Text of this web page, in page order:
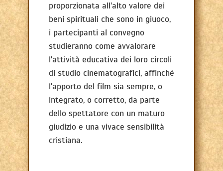
proporzionata all'alto valore dei
beni spirituali che sono in giuoco,
i partecipanti al convegno
studieranno come avvalorare
l'attività educativa dei loro circoli
di studio cinematografici, affinché
l'apporto del film sia sempre, o
integrato, o corretto, da parte
dello spettatore con un maturo
giudizio e una vivace sensibilità
cristiana.